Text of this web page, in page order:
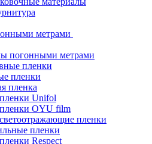
метрами
погонными метрами
пленки
пленки
пленка
Unifol
OYU film
пленки
пленки
Respect